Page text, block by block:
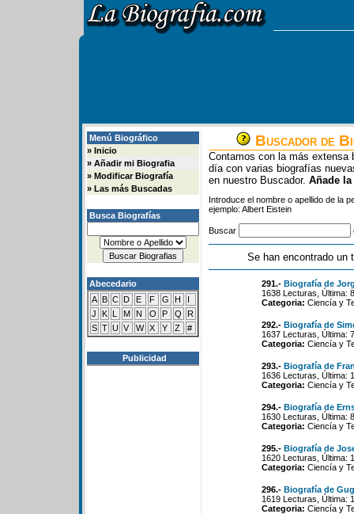
Menú Biográfico
» Inicio
» Añadir mi Biografia
» Modificar Biografía
» Las más Buscadas
Busca Biografías
Abecedario
A B C D E F G H
I
J
K L M N O P Q
R
S T U V W X Y Z #
Publicidad
Buscador de
Contamos con la más extensa
día con varias biografías
en nuestro Buscador. Añade
Introduce el nombre o apellido de la
ejemplo: Albert Eistein
Buscar
Se han encontrado un
291.- Biografía de
1638 Lecturas, Última:
Categoria: Ciencía y
292.- Biografía de
1637 Lecturas, Última:
Categoria: Ciencía y
293.- Biografía de
1636 Lecturas, Última:
Categoria: Ciencía y
294.- Biografía de
1630 Lecturas, Última:
Categoria: Ciencía y
295.- Biografía de
1620 Lecturas, Última:
Categoria: Ciencía y
296.- Biografía de
1619 Lecturas, Última:
Categoria: Ciencía y